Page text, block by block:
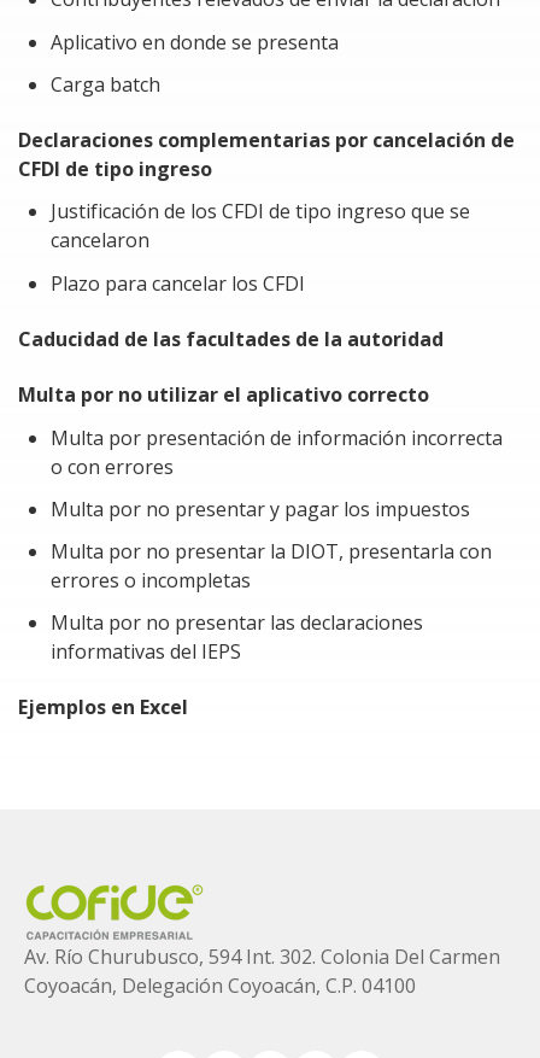
Aplicativo en donde se presenta
Carga batch
Declaraciones complementarias por cancelación de
CFDI de tipo ingreso
Justificación de los CFDI de tipo ingreso que se
cancelaron
Plazo para cancelar los CFDI
Caducidad de las facultades de la autoridad
Multa por no utilizar el aplicativo correcto
Multa por presentación de información incorrecta
o con errores
Multa por no presentar y pagar los impuestos
Multa por no presentar la DIOT, presentarla con
errores o incompletas
Multa por no presentar las declaraciones
informativas del IEPS
Ejemplos en Excel
Av. Río Churubusco, 594 Int. 302. Colonia Del Carmen
Coyoacán, Delegación Coyoacán, C.P. 04100